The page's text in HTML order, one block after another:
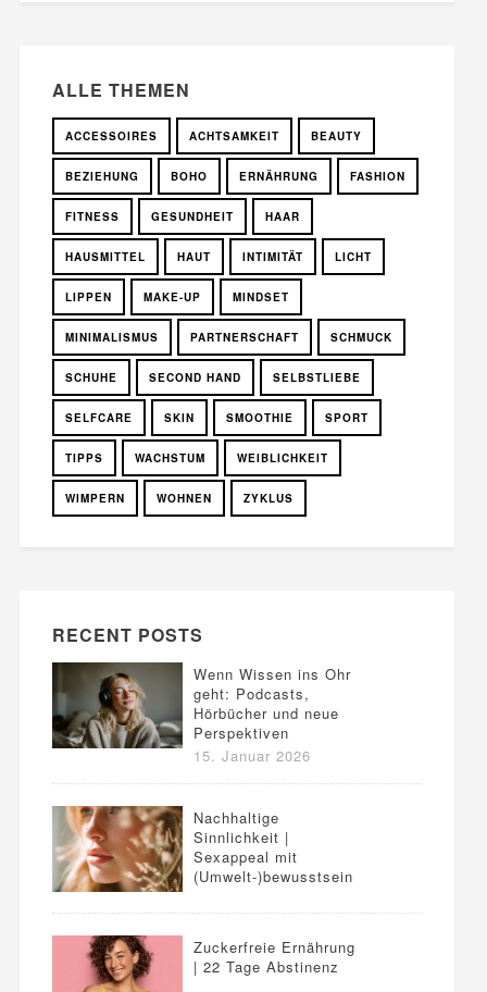
ALLE THEMEN
ACCESSOIRES ACHTSAMKEIT BEAUTY
BEZIEHUNG BOHO ERNÄHRUNG FASHION
FITNESS GESUNDHEIT HAAR
HAUSMITTEL HAUT INTIMITÄT LICHT
LIPPEN MAKE-UP MINDSET
MINIMALISMUS PARTNERSCHAFT SCHMUCK
SCHUHE SECOND HAND SELBSTLIEBE
SELFCARE SKIN SMOOTHIE SPORT
TIPPS WACHSTUM WEIBLICHKEIT
WIMPERN WOHNEN ZYKLUS
RECENT POSTS
Wenn Wissen ins Ohr
geht: Podcasts,
Hörbücher und neue
Perspektiven
15. Januar 2026
Nachhaltige
Sinnlichkeit |
Sexappeal mit
(Umwelt-)bewusstsein
Zuckerfreie Ernährung
| 22 Tage Abstinenz